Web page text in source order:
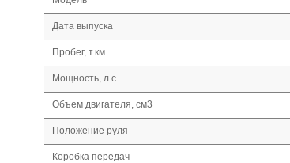
Дата выпуска
Пробег, т.км
Мощность, л.с.
Объем двигателя, см3
Положение руля
Коробка передач